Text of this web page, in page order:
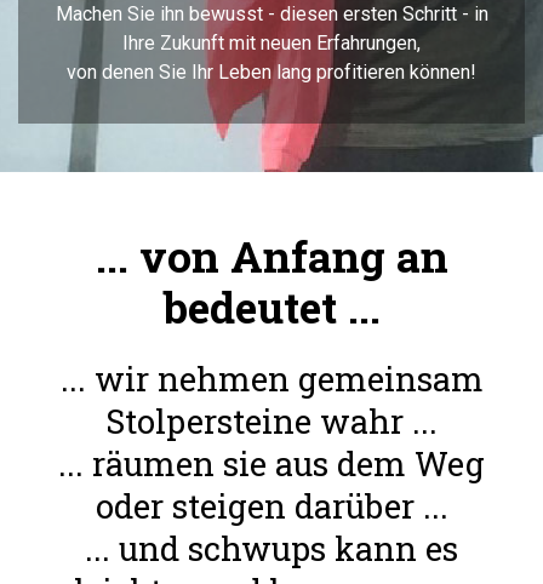
Machen Sie ihn bewusst - diesen ersten
Ihre Zukunft mit neuen Erfahrungen,
von denen Sie Ihr Leben lang profitieren
... von Anfang an
bedeutet ...
... wir nehmen gemeinsam
Stolpersteine wahr ...
... räumen sie aus dem Weg
oder steigen darüber ...
... und schwups kann es